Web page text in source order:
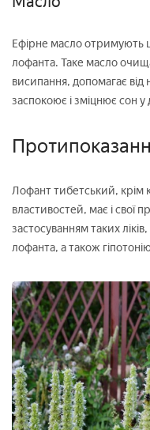
Ефірне масло отримують
лофанта. Таке масло
висипання, допомагає від
заспокоює і зміцнює сон
Лофант тибетський, крім
властивостей, має і свої
застосуванням таких
лофанта, а також